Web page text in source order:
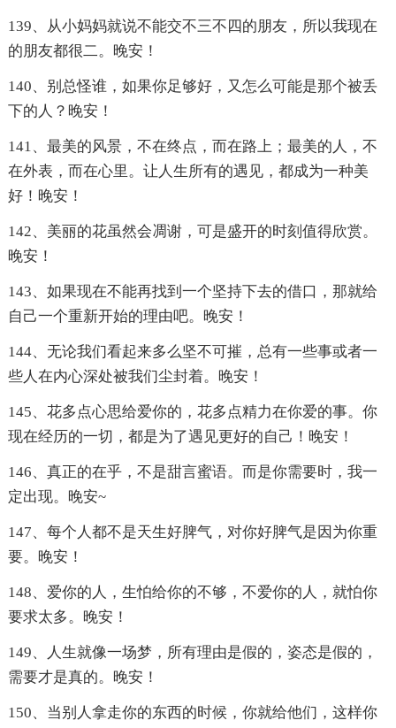
139、从小妈妈就说不能交不三不四的朋友，所以我现在
的朋友都很二。晚安！
140、别总怪谁，如果你足够好，又怎么可能是那个被丢
下的人？晚安！
141、最美的风景，不在终点，而在路上；最美的人，不
在外表，而在心里。让人生所有的遇见，都成为一种美
好！晚安！
142、美丽的花虽然会凋谢，可是盛开的时刻值得欣赏。
晚安！
143、如果现在不能再找到一个坚持下去的借口，那就给
自己一个重新开始的理由吧。晚安！
144、无论我们看起来多么坚不可摧，总有一些事或者一
些人在内心深处被我们尘封着。晚安！
145、花多点心思给爱你的，花多点精力在你爱的事。你
现在经历的一切，都是为了遇见更好的自己！晚安！
146、真正的在乎，不是甜言蜜语。而是你需要时，我一
定出现。晚安~
147、每个人都不是天生好脾气，对你好脾气是因为你重
要。晚安！
148、爱你的人，生怕给你的不够，不爱你的人，就怕你
要求太多。晚安！
149、人生就像一场梦，所有理由是假的，姿态是假的，
需要才是真的。晚安！
150、当别人拿走你的东西的时候，你就给他们，这样你